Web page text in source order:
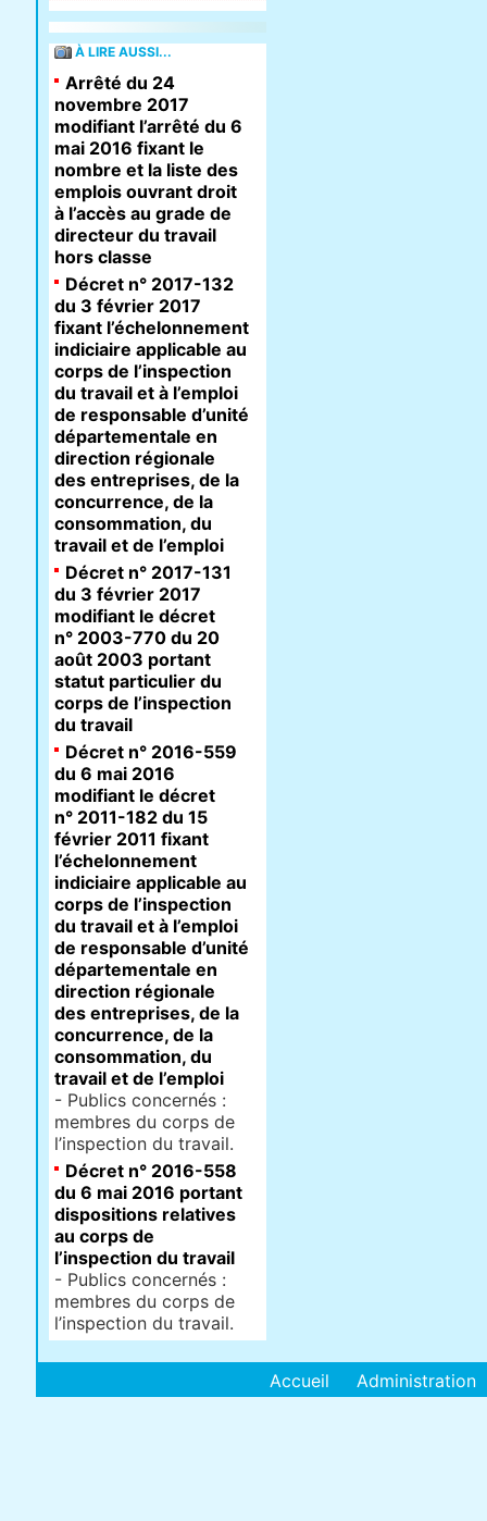
À LIRE AUSSI...
Arrêté du 24
novembre 2017
modifiant l’arrêté du 6
mai 2016 fixant le
nombre et la liste des
emplois ouvrant droit
à l’accès au grade de
directeur du travail
hors classe
Décret n° 2017-132
du 3 février 2017
fixant l’échelonnement
indiciaire applicable au
corps de l’inspection
du travail et à l’emploi
de responsable d’unité
départementale en
direction régionale
des entreprises, de la
concurrence, de la
consommation, du
travail et de l’emploi
Décret n° 2017-131
du 3 février 2017
modifiant le décret
n° 2003-770 du 20
août 2003 portant
statut particulier du
corps de l’inspection
du travail
Décret n° 2016-559
du 6 mai 2016
modifiant le décret
n° 2011-182 du 15
février 2011 fixant
l’échelonnement
indiciaire applicable au
corps de l’inspection
du travail et à l’emploi
de responsable d’unité
départementale en
direction régionale
des entreprises, de la
concurrence, de la
consommation, du
travail et de l’emploi
- Publics concernés :
membres du corps de
l’inspection du travail.
Décret n° 2016-558
du 6 mai 2016 portant
dispositions relatives
au corps de
l’inspection du travail
- Publics concernés :
membres du corps de
l’inspection du travail.
Accueil Administration